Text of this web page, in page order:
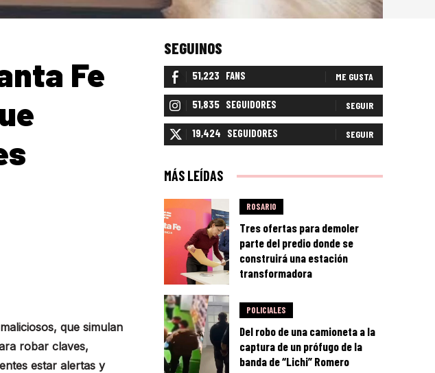
Fe
que simulan
robar claves,
estar alertas y
SEGUINOS
51,223 FANS ME GUSTA
51,835 SEGUIDORES SEGUIR
19,424 SEGUIDORES SEGUIR
MÁS LEÍDAS
ROSARIO
Tres ofertas para demoler
parte del predio donde se
construirá una estación
transformadora
POLICIALES
Del robo de una camioneta a la
captura de un prófugo de la
banda de “Lichi” Romero